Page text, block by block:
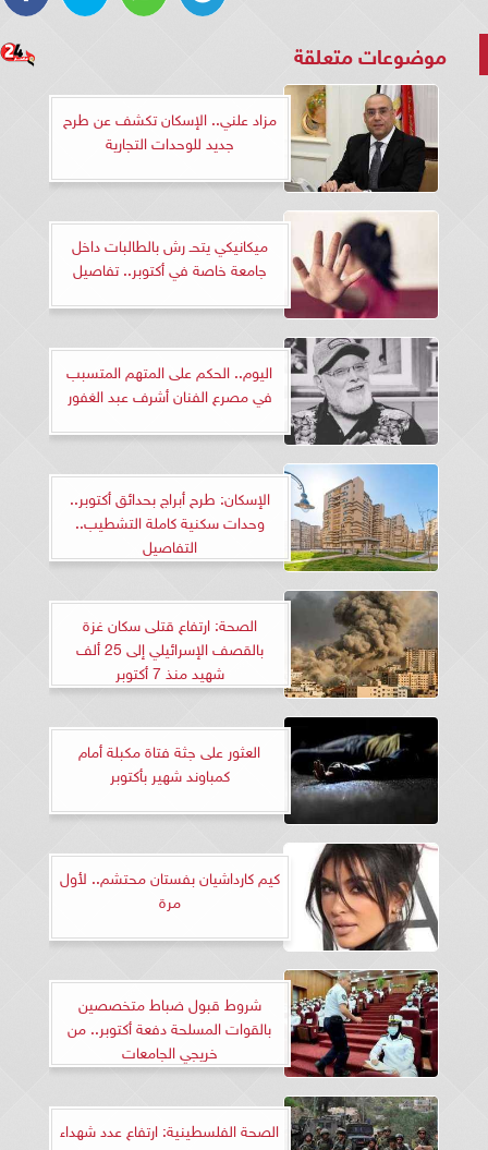
موضوعات متعلقة
مزاد علني.. الإسكان تكشف عن طرح
جديد للوحدات التجارية
ميكانيكي يتحـ رش بالطالبات داخل
جامعة خاصة في أكتوبر.. تفاصيل
اليوم.. الحكم على المتهم المتسبب
في مصرع الفنان أشرف عبد الغفور
الإسكان: طرح أبراج بحدائق أكتوبر..
وحدات سكنية كاملة التشطيب..
التفاصيل
الصحة: ارتفاع قتلى سكان غزة
بالقصف الإسرائيلي إلى 25 ألف
شهيد منذ 7 أكتوبر
العثور على جثة فتاة مكبلة أمام
كمباوند شهير بأكتوبر
كيم كارداشيان بفستان محتشم.. لأول
مرة
شروط قبول ضباط متخصصين
بالقوات المسلحة دفعة أكتوبر.. من
خريجي الجامعات
الصحة الفلسطينية: ارتفاع عدد شهداء